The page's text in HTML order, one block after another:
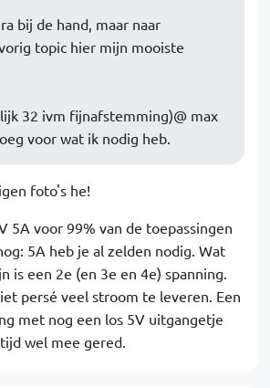
bij de hand, maar naar
topic hier mijn mooiste
32 ivm fijnafstemming)@ max
voor wat ik nodig heb.
foto's he!
5A voor 99% van de toepassingen
5A heb je al zelden nodig. Wat
is een 2e (en 3e en 4e) spanning.
persé veel stroom te leveren. Een
met nog een los 5V uitgangetje
wel mee gered.